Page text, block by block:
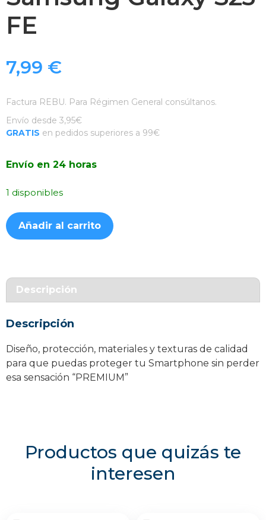
FE
7,99 €
Factura REBU. Para Régimen General consúltanos.
Envío desde 3,95€
GRATIS en pedidos superiores a 99€
Envío en 24 horas
1 disponibles
Funda
Silicona
Samsung
Galaxy
S23
FE
cantidad
Añadir al carrito
Descripción
Descripción
Diseño, protección, materiales y texturas de calidad
para que puedas proteger tu Smartphone sin perder
esa sensación “PREMIUM”
Productos que quizás te
interesen